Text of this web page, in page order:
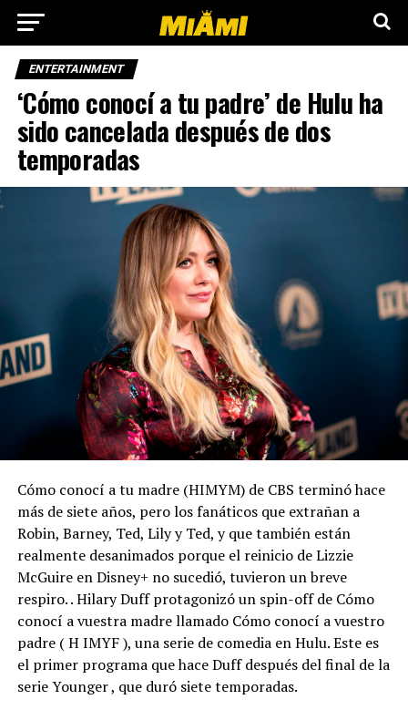
ENTERTAINMENT
‘Cómo conocí a tu padre’ de Hulu ha
sido cancelada después de dos
temporadas
Cómo conocí a tu madre (HIMYM) de CBS terminó hace
más de siete años, pero los fanáticos que extrañan a
Robin, Barney, Ted, Lily y Ted, y que también están
realmente desanimados porque el reinicio de Lizzie
McGuire en Disney+ no sucedió, tuvieron un breve
respiro. . Hilary Duff protagonizó un spin-off de Cómo
conocí a vuestra madre llamado Cómo conocí a vuestro
padre ( H IMYF ), una serie de comedia en Hulu. Este es
el primer programa que hace Duff después del final de la
serie Younger , que duró siete temporadas.